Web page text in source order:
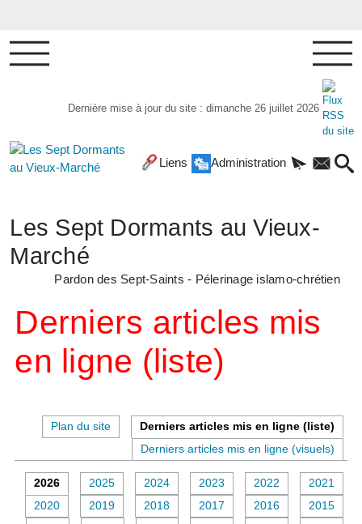
Dernière mise à jour du site : dimanche 26 juillet 2026
Liens Administration
Les Sept Dormants au Vieux-
Marché
Pardon des Sept-Saints - Pélerinage islamo-chrétien
Derniers articles mis
en ligne (liste)
Plan du site
Derniers articles mis en ligne (liste)
Derniers articles mis en ligne (visuels)
2026 2025 2024 2023 2022
2021
2020
2019 2018 2017 2016
2015